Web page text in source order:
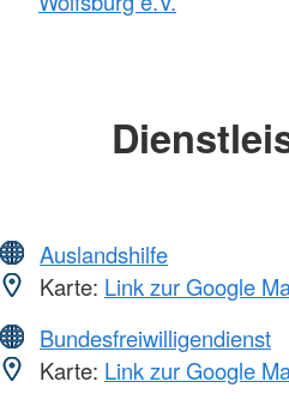
Auslandshilfe
Karte: Link zur Google
Bundesfreiwilligendienst
Karte: Link zur Google